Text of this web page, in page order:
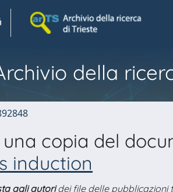
della
una copia del
induction
agli autoridei file delle pubblicazioni